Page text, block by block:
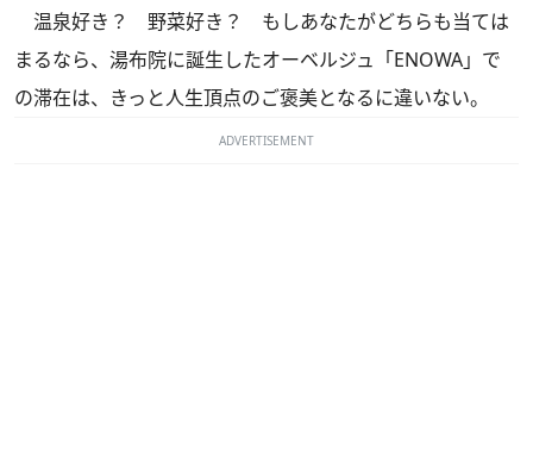
温泉好き？ 野菜好き？ もしあなたがどちらも当ては
まるなら、湯布院に誕生したオーベルジュ「ENOWA」で
の滞在は、きっと人生頂点のご褒美となるに違いない。
ADVERTISEMENT